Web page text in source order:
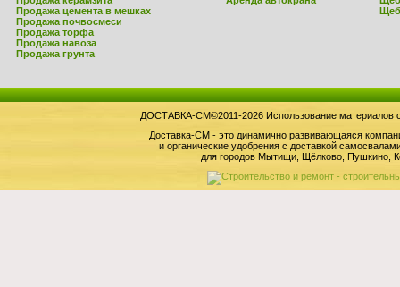
Продажа цемента в мешках
Продажа почвосмеси
Продажа торфа
Продажа навоза
Продажа грунта
ДОСТАВКА-СМ©2011-2026 Использование материалов
Доставка-СМ - это динамично развивающаяся
и органические удобрения с доставкой
для городов Мытищи, Щёлково, Пушкино,